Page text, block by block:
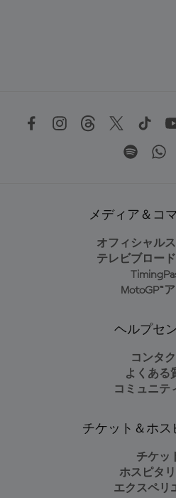
メディア＆コ
オフィシャル
テレビブロー
MotoGP™
ヘルプセ
コンタ
よくある
コミュニテ
チケット＆ホス
チケッ
ホスピタ
エクスペリ